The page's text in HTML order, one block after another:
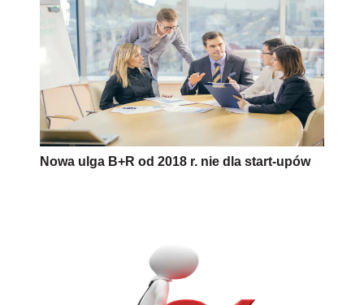
Nowa ulga B+R od 2018 r. nie dla start-upów